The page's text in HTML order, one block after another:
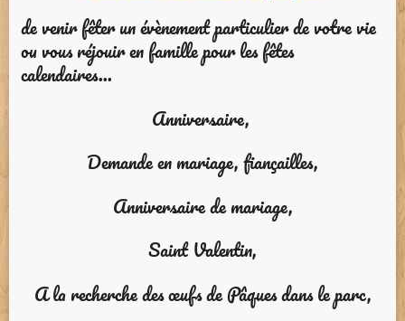
de venir fêter un évènement particulierde votre vie
ouvous réjouir en famille pour les fêtes
calendaires...
Anniversaire,
Demande en mariage, fiançailles,
Anniversaire de mariage,
Saint Valentin,
A la recherche des œufs de Pâques dans le parc,